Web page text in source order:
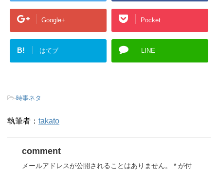
Google+ Pocket
B! はてブ LINE
-時事ネタ
執筆者： takato
comment
メールアドレスが公開されることはありません。 * が付